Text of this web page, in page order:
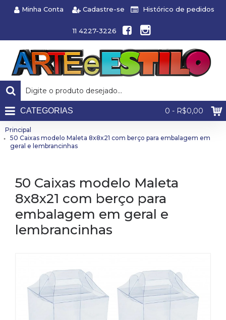
Minha Conta Cadastre-se Histórico de pedidos
11 4227-3226
0 - R$0,00
CATEGORIAS
Principal
50 Caixas modelo Maleta 8x8x21 com berço para embalagem em
geral e lembrancinhas
50 Caixas modelo Maleta
8x8x21 com berço para
embalagem em geral e
lembrancinhas